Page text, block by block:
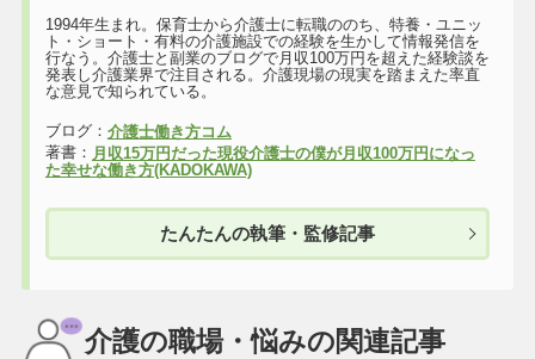
1994年生まれ。保育士から介護士に転職ののち、特養・ユニッ
ト・ショート・有料の介護施設での経験を生かして情報発信を
行なう。介護士と副業のブログで月収100万円を超えた経験談を
発表し介護業界で注目される。介護現場の現実を踏まえた率直
な意見で知られている。
ブログ： 介護士働き方コム
著書： 月収15万円だった現役介護士の僕が月収100万円になっ
た幸せな働き方(KADOKAWA)
たんたんの執筆・監修記事
介護の職場・悩みの関連記事